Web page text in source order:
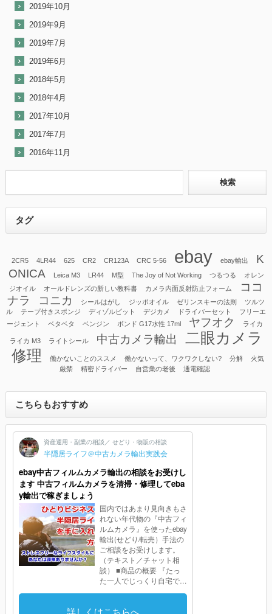
2019年10月
2019年9月
2019年7月
2019年6月
2018年5月
2018年4月
2017年10月
2017年7月
2016年11月
タグ
2CR5 4LR44 625 CR2 CR123A CRC 5-56 ebay ebay輸出
K
ONICA
Leica M3 LR44 M型 The Joy of Not Working つるつる
オレン
ジオイル
オールドレンズの新しい教科書 カメラ内面反射防止フォーム
ココ
ナラ
コニカ シールはがし ジッポオイル ゼリンスキーの法則
ツルツ
ル
テープ付きスポンジ ディゾルビット デジカメ ドライバーセット
フリーエ
ージェント
ベタベタ ベンジン ボンド G17水性 17ml ヤフオク ライカ
ライカ M3 ライトシール 中古カメラ輸出
二眼カメラ
修理
働かないことのススメ 働かないって、ワクワクしない? 分解
火気
厳禁
精密ドライバー 自営業の老後 通電確認
こちらもおすすめ